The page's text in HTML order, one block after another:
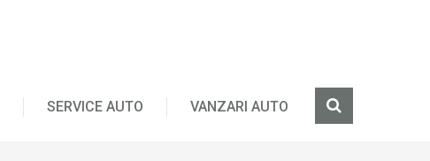
SERVICE AUTO VANZARI AUTO